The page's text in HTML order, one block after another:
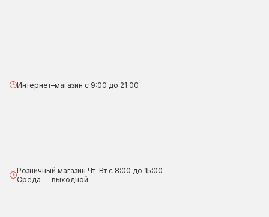
Интернет–магазин с 9:00 до 21:00
Розничный магазин Чт-Вт с 8:00 до 15:00
Среда — выходной